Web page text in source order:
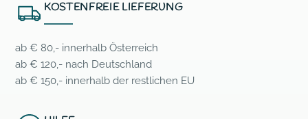
KOSTENFREIE LIEFERUNG
ab € 80,- innerhalb Österreich
ab € 120,- nach Deutschland
ab € 150,- innerhalb der restlichen EU